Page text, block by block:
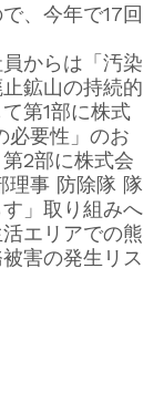
、今年で17回
からは「汚染
鉱山の持続的
第1部に株式
必要性」のお
2部に株式会
理事 防除隊 隊
」取り組みへ
エリアでの熊
害の発生リス